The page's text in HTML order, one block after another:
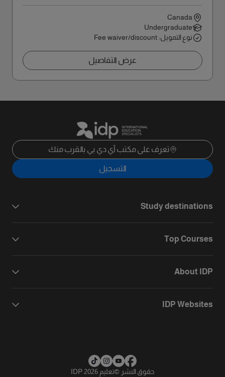
Canada
Undergraduate
نوع التمويل: Fee waiver/discount
عرض التفاصيل
تعرف على مكتب آي دي بي بالقرب منك
التسجيل
Study destinations
Top Courses
About IDP
IDP Websites
حقوق النشر ©تعليم IDP 2026